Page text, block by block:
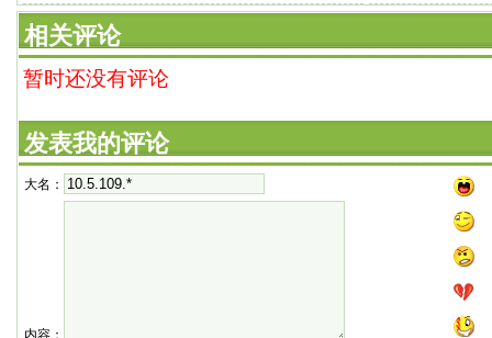
最新发布
相关评论
暂时还没有评论
发表我的评论
大名：
内容：